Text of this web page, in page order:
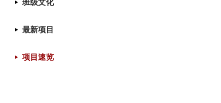
班级文化
最新项目
项目速览